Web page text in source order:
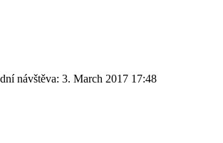
návštěva: 3. March 2017 17:48